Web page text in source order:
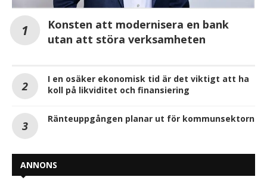
Konsten att modernisera en bank
utan att störa verksamheten
I en osäker ekonomisk tid är det viktigt att ha
koll på likviditet och finansiering
Ränteuppgången planar ut för kommunsektorn
ANNONS